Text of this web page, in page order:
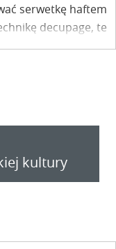
serwetkę haftem
decupage, te
Koła Twórców
kultury